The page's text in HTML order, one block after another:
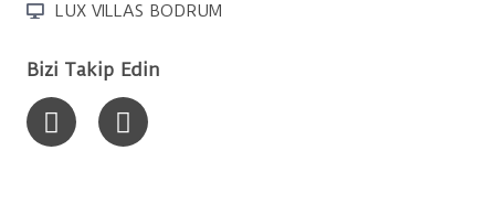
LUX VILLAS BODRUM
Bizi Takip Edin